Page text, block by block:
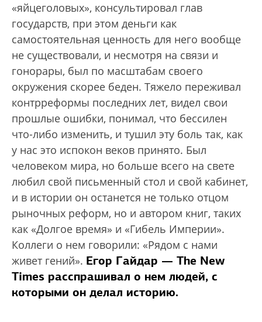
«яйцеголовых», консультировал глав
государств, при этом деньги как
самостоятельная ценность для него вообще
не существовали, и несмотря на связи и
гонорары, был по масштабам своего
окружения скорее беден. Тяжело переживал
контрреформы последних лет, видел свои
прошлые ошибки, понимал, что бессилен
что-либо изменить, и тушил эту боль так, как
у нас это испокон веков принято. Был
человеком мира, но больше всего на свете
любил свой письменный стол и свой кабинет,
и в истории он останется не только отцом
рыночных реформ, но и автором книг, таких
как «Долгое время» и «Гибель Империи».
Коллеги о нем говорили: «Рядом с нами
живет гений». Егор Гайдар — The New
Times расспрашивал о нем людей, с
которыми он делал историю.